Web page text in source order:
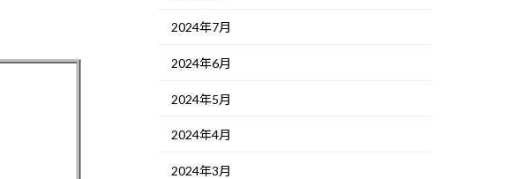
2024年7月
2024年6月
2024年5月
2024年4月
2024年3月